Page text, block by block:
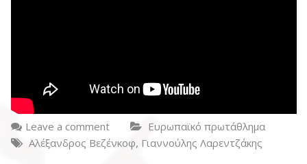
Leave a comment
Ευρωπαϊκό πρωτάθλημα
Αλέξανδρος Βεζένκοφ, Γιαννούλης Λαρεντζάκης